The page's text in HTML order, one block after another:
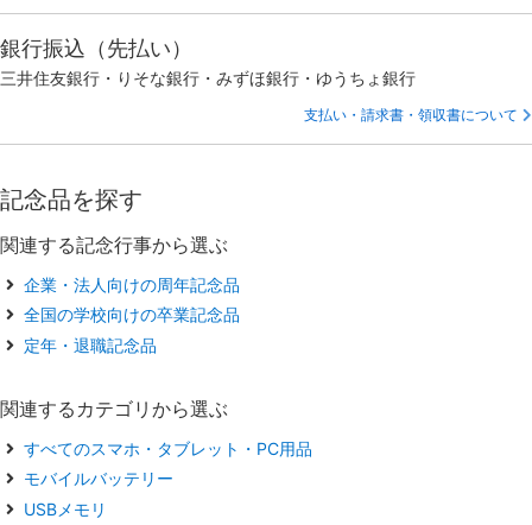
銀行振込（先払い）
三井住友銀行・りそな銀行・みずほ銀行・ゆうちょ銀行
支払い・請求書・領収書について
記念品を探す
関連する記念行事から選ぶ
企業・法人向けの周年記念品
全国の学校向けの卒業記念品
定年・退職記念品
関連するカテゴリから選ぶ
すべてのスマホ・タブレット・PC用品
モバイルバッテリー
USBメモリ